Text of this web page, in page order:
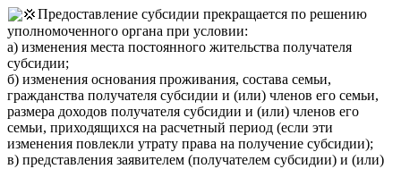
Предоставление субсидии прекращается по решению
уполномоченного органа при условии:
а) изменения места постоянного жительства получателя
субсидии;
б) изменения основания проживания, состава семьи,
гражданства получателя субсидии и (или) членов его семьи,
размера доходов получателя субсидии и (или) членов его
семьи, приходящихся на расчетный период (если эти
изменения повлекли утрату права на получение субсидии);
в) представления заявителем (получателем субсидии) и (или)